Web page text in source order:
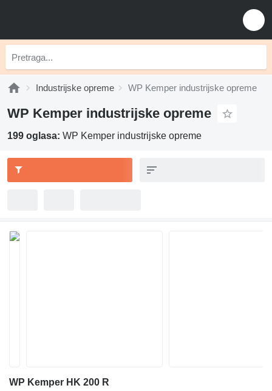
Industrijske opreme WP Kemper industrijske opreme
WP Kemper industrijske opreme
199 oglasa: WP Kemper industrijske opreme
WP Kemper HK 200 R